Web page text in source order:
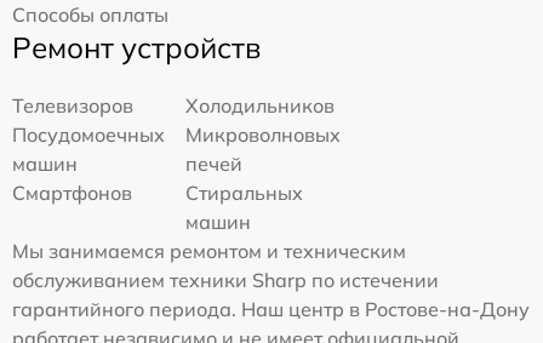
Способы оплаты
Ремонт устройств
Телевизоров
Холодильников
Посудомоечных
машин
Микроволновых
печей
Смартфонов
Стиральных
машин
Мы занимаемся ремонтом и техническим
обслуживанием техники Sharp по истечении
гарантийного периода. Наш центр в Ростове-на-Дону